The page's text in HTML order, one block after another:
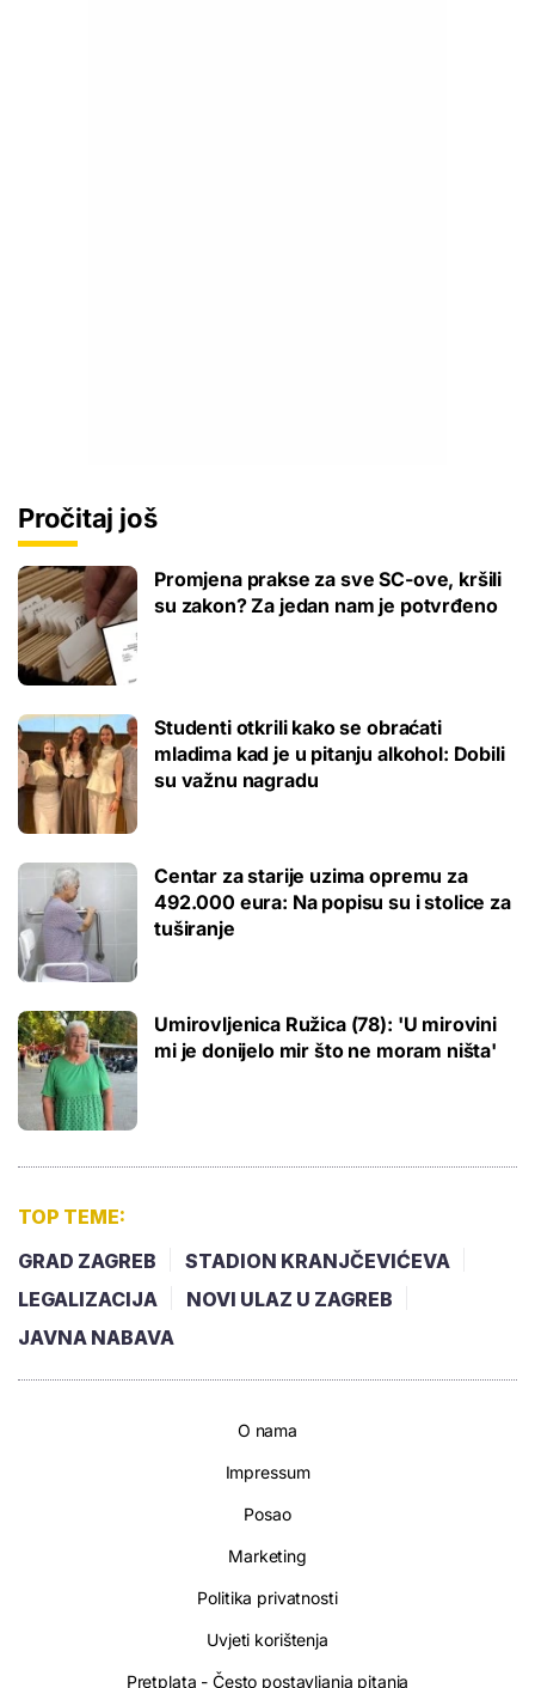
Pročitaj još
Promjena prakse za sve SC-ove, kršili
su zakon? Za jedan nam je potvrđeno
Studenti otkrili kako se obraćati
mladima kad je u pitanju alkohol: Dobili
su važnu nagradu
Centar za starije uzima opremu za
492.000 eura: Na popisu su i stolice za
tuširanje
Umirovljenica Ružica (78): 'U mirovini
mi je donijelo mir što ne moram ništa'
TOP TEME:
GRAD ZAGREB
STADION KRANJČEVIĆEVA
LEGALIZACIJA
NOVI ULAZ U ZAGREB
JAVNA NABAVA
O nama
Impressum
Posao
Marketing
Politika privatnosti
Uvjeti korištenja
Pretplata - Često postavljanja pitanja